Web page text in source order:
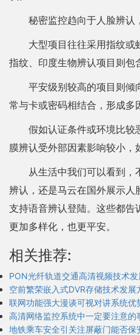
秘密监控趋向于人脸辨认
大型项目往往采用指纹或
指纹、印度生物辨认项目则包
平安级别较高的项目则倾
常与卡或密码相结合，形成多
假如认证条件或环境比较
膜辨认受外部因素影响较小，
从生活中我们可以看到，
辨认，还是马云在国外展示
支持语音辨认登陆。这些都
更加多样化，也更平安。
相关推荐:
PON光纤轨道交通高清视频技术发
空前繁荣嵌入式DVR存储技术发展
联网功能强大漫谈可视对讲系统优
高清网络监控系统中一定要注意的
地铁乘车安全引关注屏蔽门能否保